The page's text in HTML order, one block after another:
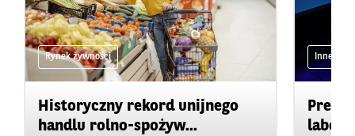
Rynek żywności
Historyczny rekord unijnego
handlu rolno-spożyw...
Inne